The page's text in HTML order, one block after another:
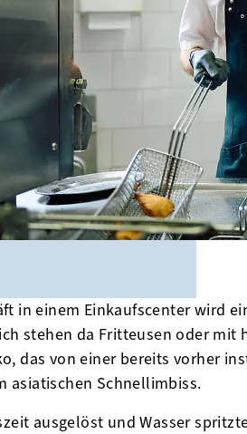
in einem Einkaufscenter wird
stehen da Fritteusen oder mit
das von einer bereits vorher
asiatischen Schnellimbiss.
ausgelöst und Wasser